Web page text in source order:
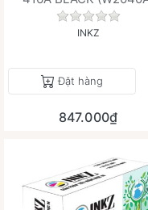
Chưa có
INKZ
Đặt hàng
847.000₫